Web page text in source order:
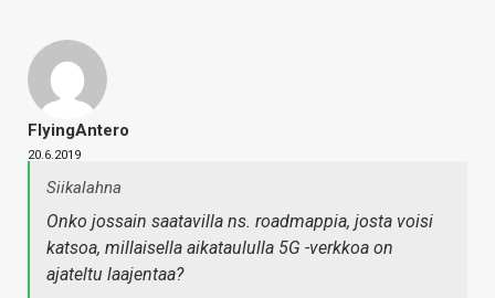
FlyingAntero
20.6.2019
Siikalahna
Onko jossain saatavilla ns. roadmappia, josta voisi
katsoa, millaisella aikataululla 5G -verkkoa on
ajateltu laajentaa?